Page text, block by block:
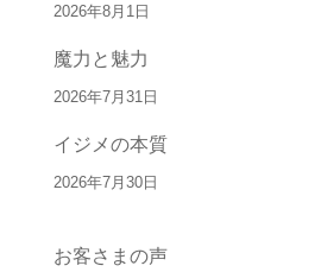
2026年8月1日
魔力と魅力
2026年7月31日
イジメの本質
2026年7月30日
お客さまの声